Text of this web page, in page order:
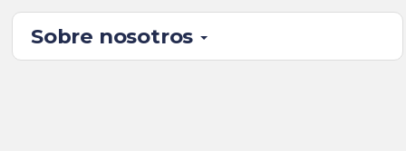
Sobre nosotros